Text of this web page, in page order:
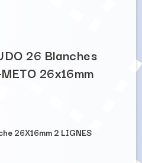
26 Blanches
26x16mm
26X16mm 2 LIGNES